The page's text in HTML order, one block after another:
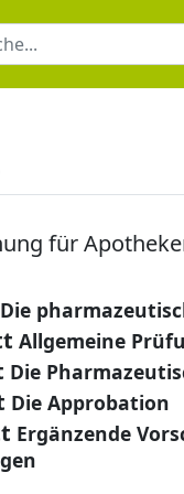
für
Die
Allgemeine
Die
Die Approbation
Ergänzende